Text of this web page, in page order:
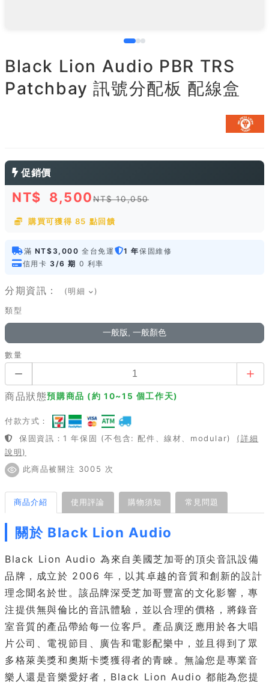
Black Lion Audio PBR TRS
Patchbay 訊號分配板 配線盒
促銷價
NT$ 8,500NT$ 10,050
購買可獲得 85 點回饋
滿 NT$3,000 全台免運 1 年保固維修
信用卡 3/6 期 0 利率
分期資訊： (明細 )
類型
一般版, 一般顏色
數量
商品狀態預購商品 (約 10~15 個工作天)
付款方式：
保固資訊：1 年保固 (不包含: 配件、線材、modular)
(詳細
說明)
此商品被關注 3005 次
商品介紹 使用評論 購物須知 常見問題
關於 Black Lion Audio
Black Lion Audio 為來自美國芝加哥的頂尖音訊設備
品牌，成立於 2006 年，以其卓越的音質和創新的設計
理念聞名於世。該品牌深受芝加哥豐富的文化影響，專
注提供無與倫比的音訊體驗，並以合理的價格，將錄音
室音質的產品帶給每一位客戶。產品廣泛應用於各大唱
片公司、電視節目、廣告和電影配樂中，並且得到了眾
多格萊美獎和奧斯卡獎獲得者的青睞。無論您是專業音
樂人還是音樂愛好者，Black Lion Audio 都能為您提